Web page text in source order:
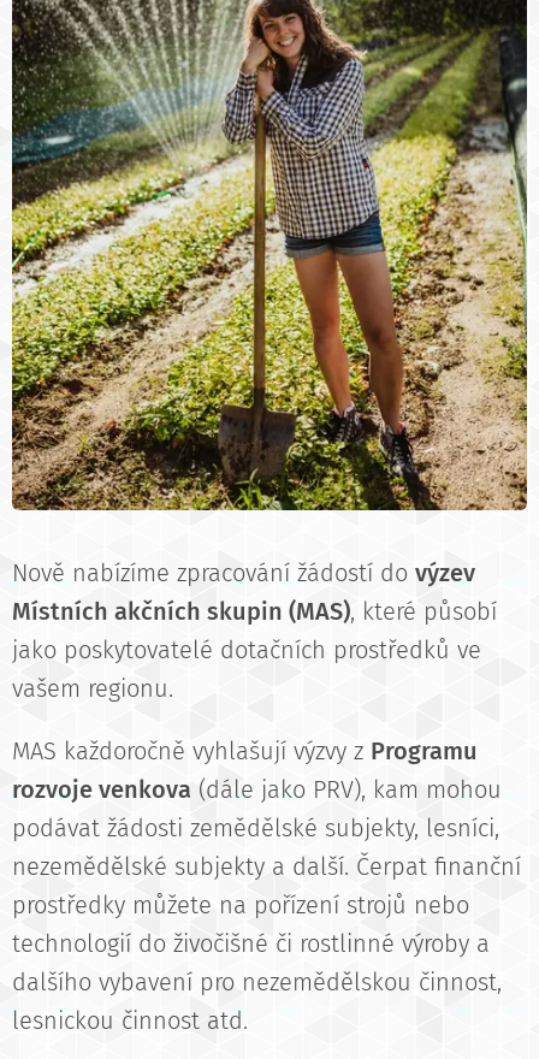
Nově nabízíme zpracování žádostí do výzev
Místních akčních skupin (MAS), které působí
jako poskytovatelé dotačních prostředků ve
vašem regionu.
MAS každoročně vyhlašují výzvy z Programu
rozvoje venkova (dále jako PRV), kam mohou
podávat žádosti zemědělské subjekty, lesníci,
nezemědělské subjekty a další. Čerpat finanční
prostředky můžete na pořízení strojů nebo
technologií do živočišné či rostlinné výroby a
dalšího vybavení pro nezemědělskou činnost,
lesnickou činnost atd.